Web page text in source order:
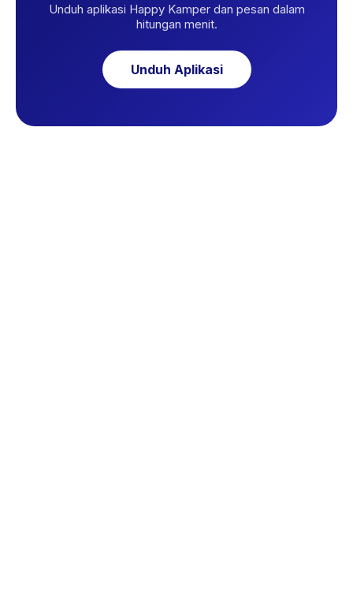
Unduh aplikasi Happy Kamper dan pesan dalam
hitungan menit.
Unduh Aplikasi